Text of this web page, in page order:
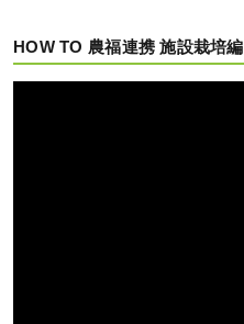
HOW TO 農福連携 施設栽培編